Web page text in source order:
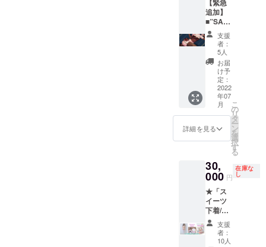
セット
に含ま
れませ
ん
方向け
のプラ
ンで
す。
[セット
内容] ・
ショー
トケー
キビス
チェ衣
装本体
（TOPS
・ガー
ター・
ベリー
チャー
（左右
各1点）
・スト
ロベ
リー
ハット
【緊急
追加】
■”SAL
ON DE
VITRIN
E”チョ
コレー
トケー
キビス
チェ
FULL
セット
プラン
チョコ
レート
チェの
コー
ディ
ネート
一式が
欲しい
方向け
のプラ
ンで
支援
者：
5人
お届
け予
定：
2022
年07
月
詳細を見る
こ
の
リ
タ
ー
ン
を
選
択
す
る
30,
000 円
在庫な
し
★「ス
イーツ
下着/
ショー
トケー
キ」コ
支援
者：
10人